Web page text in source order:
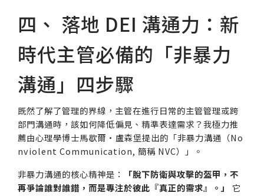
四、 落地 DEI 溝通力：新
時代主管必備的「非暴力
溝通」四步驟
既然了解了管理的界線，主管在進行日常的主管管理或跨
部門溝通時，該如何降低偏見、精準表達需求？我極力推
薦由心理學博士馬歇爾·盧森堡提出的「非暴力溝通（No
nviolent Communication, 簡稱 NVC）」。
非暴力溝通的核心精神是：
「脫下防衛與攻擊的盔甲，不
再爭論誰對誰錯，而是專注於彼此『真正的需求』。」
它